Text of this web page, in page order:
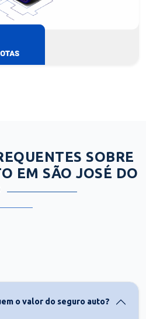
SOBRE
EM SÃO JOSÉ DO
o valor do seguro auto?